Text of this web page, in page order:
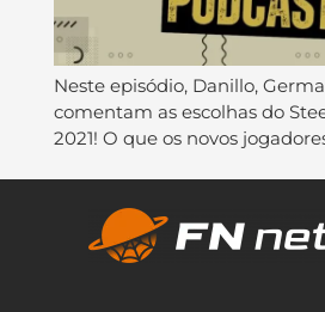
Neste episódio, Danillo,
comentam as escolhas do
2021! O que os novos